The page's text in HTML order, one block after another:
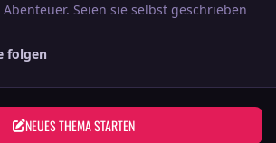
Seien sie selbst geschrieben
folgen
NEUES THEMA STARTEN